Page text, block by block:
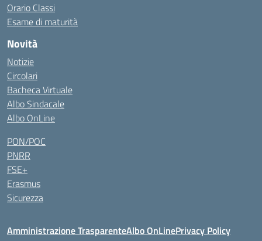
Orario Classi
Esame di maturità
Novità
Notizie
Circolari
Bacheca Virtuale
Albo Sindacale
Albo OnLine
PON/POC
PNRR
FSE+
Erasmus
Sicurezza
Amministrazione TrasparenteAlbo OnLinePrivacy Policy